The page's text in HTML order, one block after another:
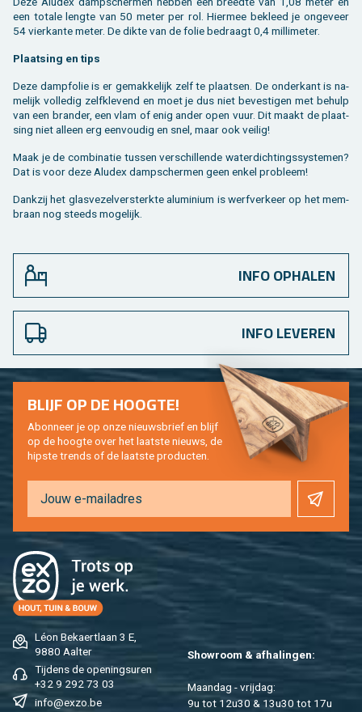
een to­ta­le leng­te van 50 meter per rol. Hier­mee be­kleed je on­ge­veer
54 vier­kan­te meter. De dikte van de folie be­draagt 0,4 mil­li­me­ter.
Plaat­sing en tips
Deze damp­fo­lie is er ge­mak­ke­lijk zelf te plaat­sen. De on­der­kant is na­
me­lijk vol­le­dig zelf­kle­vend en moet je dus niet be­ves­ti­gen met be­hulp
van een bran­der, een vlam of enig ander open vuur. Dit maakt de plaat­
sing niet al­leen erg een­vou­dig en snel, maar ook vei­lig!
Maak je de com­bi­na­tie tus­sen ver­schil­len­de wa­ter­dich­tings­sys­te­men?
Dat is voor deze Aludex damp­scher­men geen enkel pro­bleem!
Dank­zij het glas­ve­zel­ver­sterk­te alu­mi­ni­um is werf­ver­keer op het mem­
braan nog steeds mo­ge­lijk.
INFO OPHALEN
INFO LEVEREN
Léon Be­kaert­laan 3 E,
9880 Aal­ter
Tij­dens de ope­nings­uren
+32 9 292 73 03
info@​exzo.​be
Show­room & af­ha­lin­gen:
Maan­dag - vrij­dag:
9u tot 12u30 & 13u30 tot 17u
BLIJF OP DE HOOG­TE!
Abon­neer je op onze nieuws­brief en blijf
op de hoog­te over het laat­ste nieuws, de
hip­s­te trends of de laat­ste pro­duc­ten.